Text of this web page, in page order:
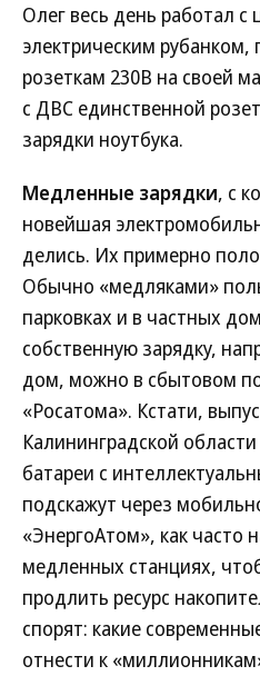
Олег весь день работал с
электрическим
розеткам 230В на своей
с ДВС единственной
зарядки ноутбука.
Медленные зарядки, с
новейшая
делись. Их примерно
Обычно «медляками»
парковках и в частных
собственную зарядку,
дом, можно в сбытовом
«Росатома». Кстати,
Калининградской
батареи с
подскажут через
«ЭнергоАтом», как часто
медленных станциях,
продлить ресурс
спорят: какие
отнести к